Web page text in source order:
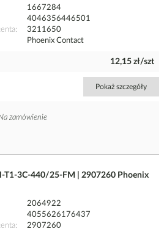
1667284
4046356446501
3211650
Phoenix Contact
12,15 zł/szt
Pokaż szczegóły
zamówienie
T1-3C-440/25-FM | 2907260 Phoenix
2064922
4055626176437
2907260